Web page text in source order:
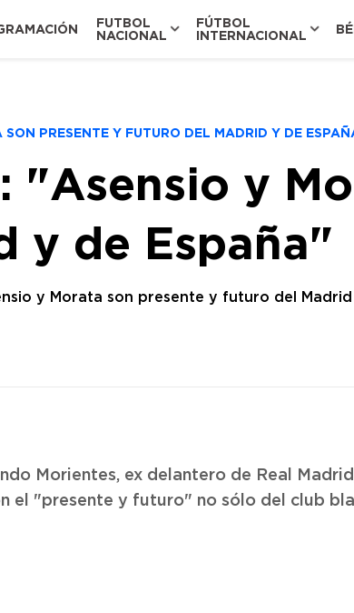
FUTBOL
NACIONAL
FÚTBOL
INTERNACIONAL
PRESENTE Y FUTURO DEL MADRID Y DE
"Asensio y
y de España"
Morientes, ex delantero de Real
el "presente y futuro" no sólo del club